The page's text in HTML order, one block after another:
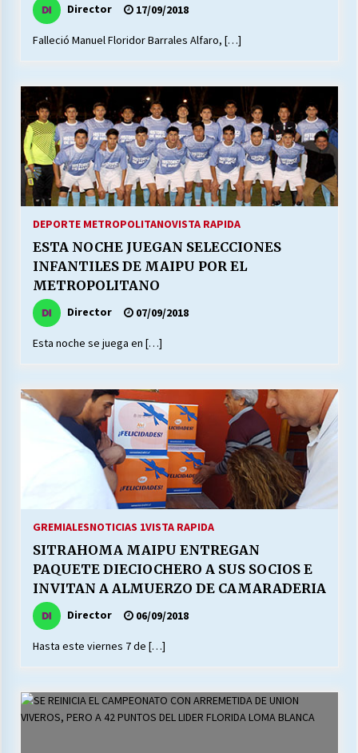
Director 17/09/2018
Falleció Manuel Floridor Barrales Alfaro, […]
DEPORTE METROPOLITANOVISTA RAPIDA
ESTA NOCHE JUEGAN SELECCIONES
INFANTILES DE MAIPU POR EL
METROPOLITANO
Director 07/09/2018
Esta noche se juega en […]
GREMIALESNOTICIAS 1VISTA RAPIDA
SITRAHOMA MAIPU ENTREGAN
PAQUETE DIECIOCHERO A SUS SOCIOS E
INVITAN A ALMUERZO DE CAMARADERIA
Director 06/09/2018
Hasta este viernes 7 de […]